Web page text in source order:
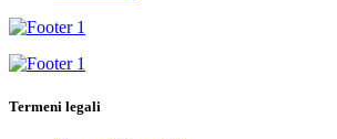
Termeni legali